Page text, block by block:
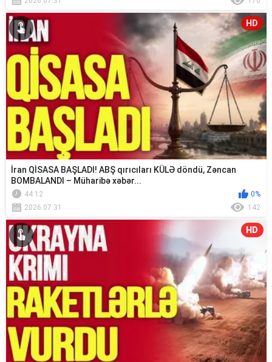
HD
İran QİSASA BAŞLADI! ABŞ qırıcıları KÜLƏ döndü, Zəncan
BOMBALANDI – Müharibə xəbər...
44:12
0%
2026.07.31
142
HD